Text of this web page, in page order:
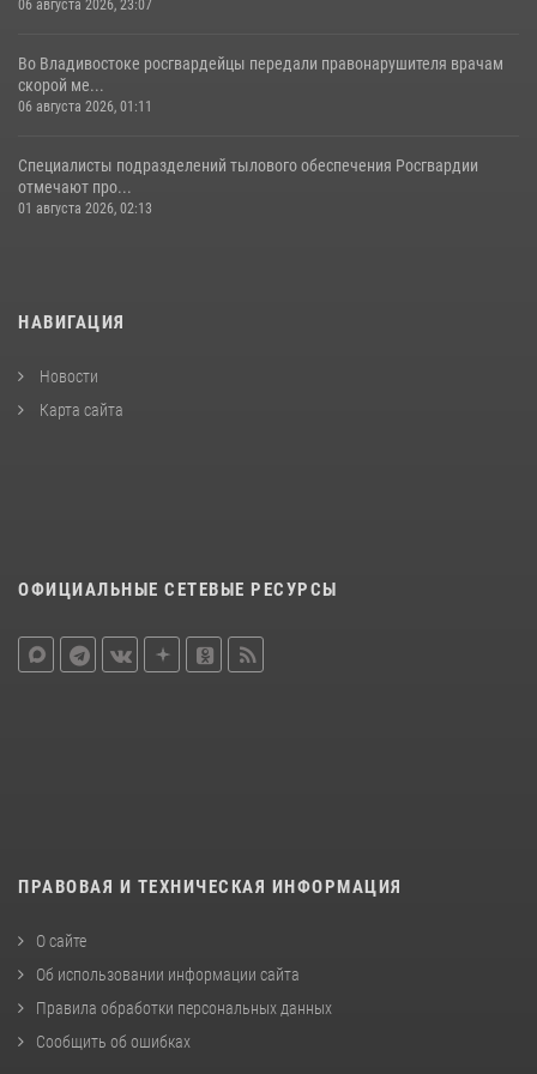
06 августа 2026, 23:07
Во Владивостоке росгвардейцы передали правонарушителя врачам
скорой ме...
06 августа 2026, 01:11
Специалисты подразделений тылового обеспечения Росгвардии
отмечают про...
01 августа 2026, 02:13
НАВИГАЦИЯ
Новости
Карта сайта
ОФИЦИАЛЬНЫЕ СЕТЕВЫЕ РЕСУРСЫ
ПРАВОВАЯ И ТЕХНИЧЕСКАЯ ИНФОРМАЦИЯ
О сайте
Об использовании информации сайта
Правила обработки персональных данных
Сообщить об ошибках